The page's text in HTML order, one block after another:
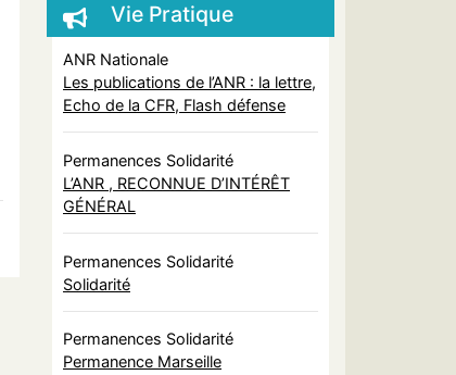
Vie Pratique
ANR Nationale
Les publications de l’ANR : la lettre,
Echo de la CFR, Flash défense
Permanences Solidarité
L’ANR , RECONNUE D’INTÉRÊT
GÉNÉRAL
Permanences Solidarité
Solidarité
Permanences Solidarité
Permanence Marseille